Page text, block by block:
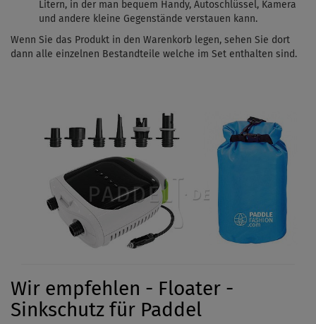
Litern, in der man bequem Handy, Autoschlüssel, Kamera
und andere kleine Gegenstände verstauen kann.
Wenn Sie das Produkt in den Warenkorb legen, sehen Sie dort
dann alle einzelnen Bestandteile welche im Set enthalten sind.
Wir empfehlen - Floater -
Sinkschutz für Paddel